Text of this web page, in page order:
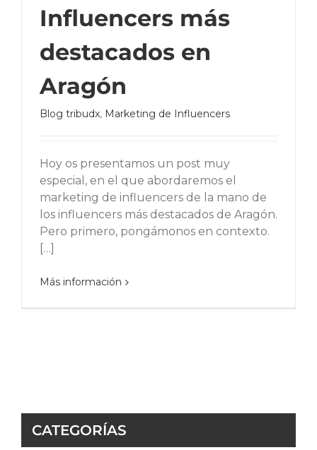
Influencers más
destacados en
Aragón
Blog tribudx, Marketing de Influencers
Hoy os presentamos un post muy
especial, en el que abordaremos el
marketing de influencers de la mano de
los influencers más destacados de Aragón.
Pero primero, pongámonos en contexto.
[…]
Más información
CATEGORÍAS